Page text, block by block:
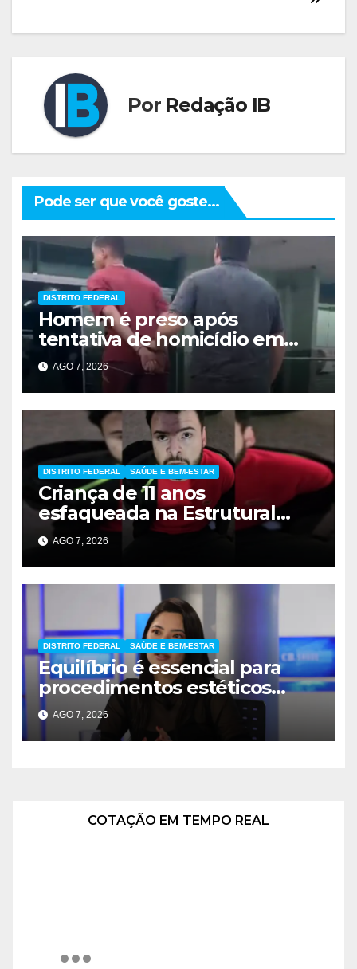
Por Redação IB
Pode ser que você goste...
DISTRITO FEDERAL
Homem é preso após
tentativa de homicídio em
festa em São Sebastião
AGO 7, 2026
DISTRITO FEDERAL SAÚDE E BEM-ESTAR
Criança de 11 anos
esfaqueada na Estrutural
apresenta melhora
significativa
AGO 7, 2026
DISTRITO FEDERAL SAÚDE E BEM-ESTAR
Equilíbrio é essencial para
procedimentos estéticos
seguros
AGO 7, 2026
COTAÇÃO EM TEMPO REAL